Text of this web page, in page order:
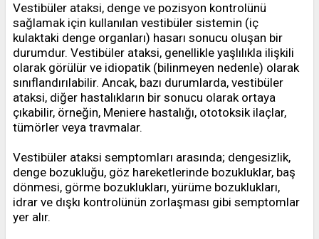
Vestibüler ataksi, denge ve pozisyon kontrolünü
sağlamak için kullanılan vestibüler sistemin (iç
kulaktaki denge organları) hasarı sonucu oluşan bir
durumdur. Vestibüler ataksi, genellikle yaşlılıkla ilişkili
olarak görülür ve idiopatik (bilinmeyen nedenle) olarak
sınıflandırılabilir. Ancak, bazı durumlarda, vestibüler
ataksi, diğer hastalıkların bir sonucu olarak ortaya
çıkabilir, örneğin, Meniere hastalığı, ototoksik ilaçlar,
tümörler veya travmalar.
Vestibüler ataksi semptomları arasında; dengesizlik,
denge bozukluğu, göz hareketlerinde bozukluklar, baş
dönmesi, görme bozuklukları, yürüme bozuklukları,
idrar ve dışkı kontrolünün zorlaşması gibi semptomlar
yer alır.